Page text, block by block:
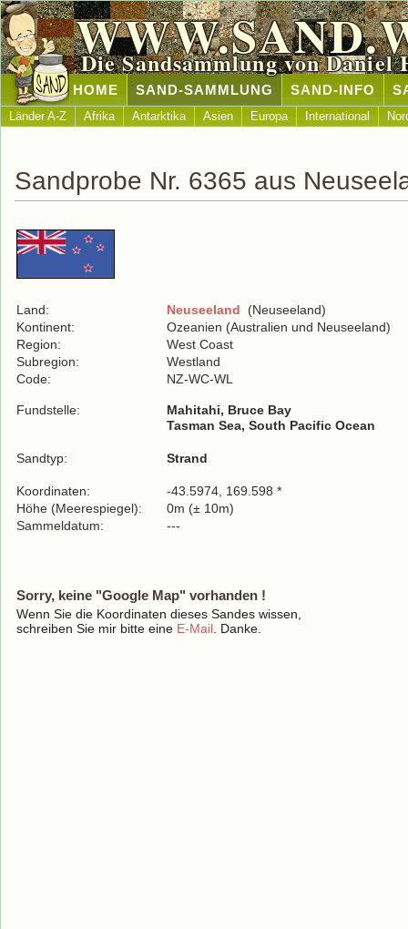
Die Sandsammlung von Daniel
HOME SAND-SAMMLUNG SAND-INFO
Länder A-Z Afrika Antarktika Asien Europa International
Sandprobe Nr. 6365 aus
Land: Neuseeland (Neuseeland)
Kontinent:
Ozeanien (Australien und Neuseeland)
Region:
West Coast
Subregion:
Westland
Code:
NZ-WC-WL
Fundstelle:
Mahitahi, Bruce Bay
Tasman Sea, South Pacific Ocean
Sandtyp: Strand
Koordinaten:
-43.5974, 169.598 *
Höhe (Meerespiegel):
0m (± 10m)
Sammeldatum:
---
Sorry, keine "Google Map" vorhanden !
Wenn Sie die Koordinaten dieses Sandes wissen,
schreiben Sie mir bitte eine E-Mail . Danke.